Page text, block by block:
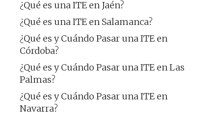
¿Qué es una ITE en Jaén?
¿Qué es una ITE en Salamanca?
¿Qué es y Cuándo Pasar una ITE en
Córdoba?
¿Qué es y Cuándo Pasar una ITE en Las
Palmas?
¿Qué es y Cuándo Pasar una ITE en
Navarra?